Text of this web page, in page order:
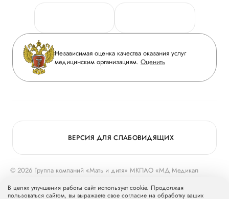
Руководство
Сотрудничество
Инвесторам
Журнал «Мать и дитя»
Вакансии
Медицинский туризм
Персональные данные
Горячая линия качества
Вопрос-ответ
Приложение пациента
Статьи
Независимая оценка качества оказания услуг
медицинским организациям. Оценить
© 2026 Группа компаний «Мать и дитя» МКПАО «МД Медикал
Группу компаний «Мать и дитя».
ВЕРСИЯ ДЛЯ СЛАБОВИДЯЩИХ
В целях улучшения работы сайт использует cookie. Продолжая
пользоваться сайтом, вы выражаете свое согласие на обработку ваших